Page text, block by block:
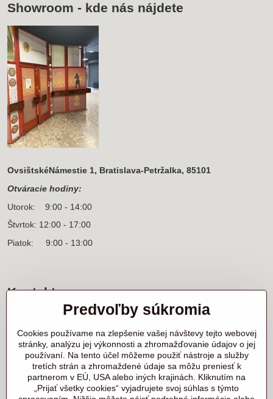
Showroom - kde nás nájdete
OvsištskéNámestie 1, Bratislava-Petržalka, 85101
Otváracie hodiny:
Utorok: 9:00 - 14:00
Štvrtok: 12:00 - 17:00
Piatok: 9:00 - 13:00
Kontakt
Sídlo firmy a korešpondenčná adresa
Ľanová 31
900 25 Chorvátsky Grob
+421 905 818 702 p. Marek Nerád
+421 910 919 130 p. Michal Horník
+421 910 298 457 showroom
Predvoľby súkromia
Cookies používame na zlepšenie vašej návštevy tejto webovej
stránky, analýzu jej výkonnosti a zhromažďovanie údajov o jej
používaní. Na tento účel môžeme použiť nástroje a služby
tretích strán a zhromaždené údaje sa môžu preniesť k
partnerom v EÚ, USA alebo iných krajinách. Kliknutím na
„Prijať všetky cookies“ vyjadrujete svoj súhlas s týmto